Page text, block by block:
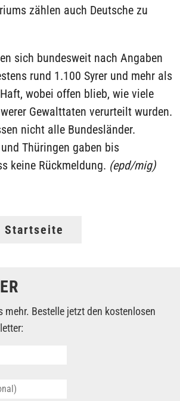
zählen auch Deutsche zu
sich bundesweit nach Angaben
rund 1.100 Syrer und mehr als
wobei offen blieb, wie viele
Gewalttaten verurteilt wurden.
nicht alle Bundesländer.
Thüringen gaben bis
keine Rückmeldung. (epd/mig)
Startseite
mehr. Bestelle jetzt den kostenlosen